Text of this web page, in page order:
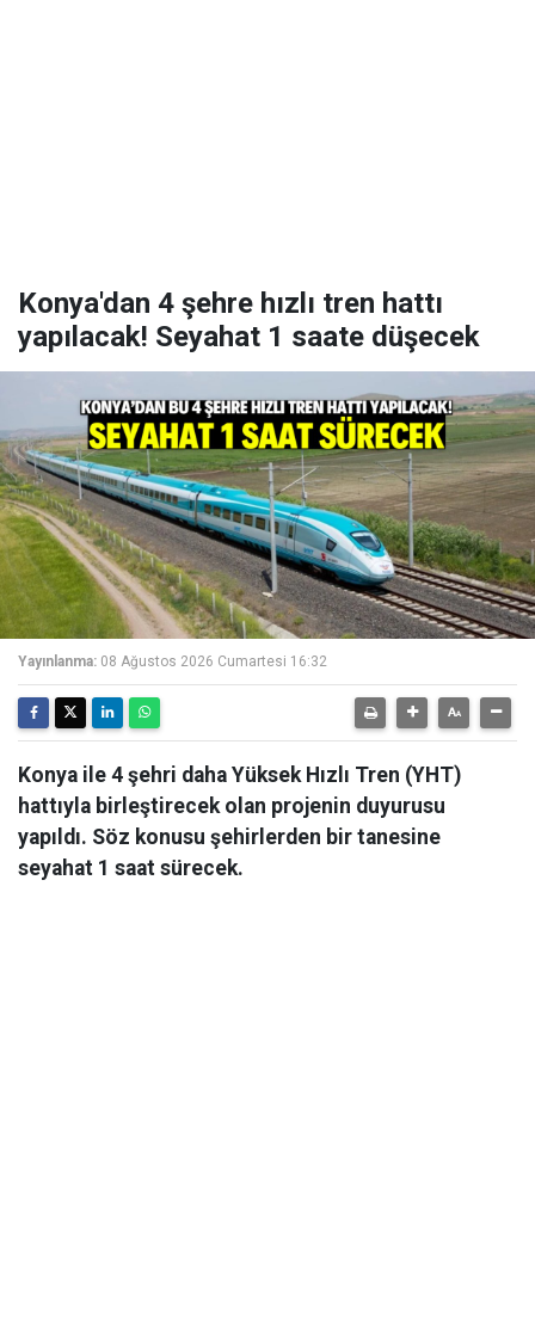
Konya'dan 4 şehre hızlı tren hattı
yapılacak! Seyahat 1 saate düşecek
Yayınlanma: 08 Ağustos 2026 Cumartesi 16:32
Konya ile 4 şehri daha Yüksek Hızlı Tren (YHT)
hattıyla birleştirecek olan projenin duyurusu
yapıldı. Söz konusu şehirlerden bir tanesine
seyahat 1 saat sürecek.